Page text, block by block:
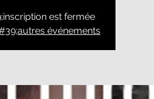
est fermée
événements